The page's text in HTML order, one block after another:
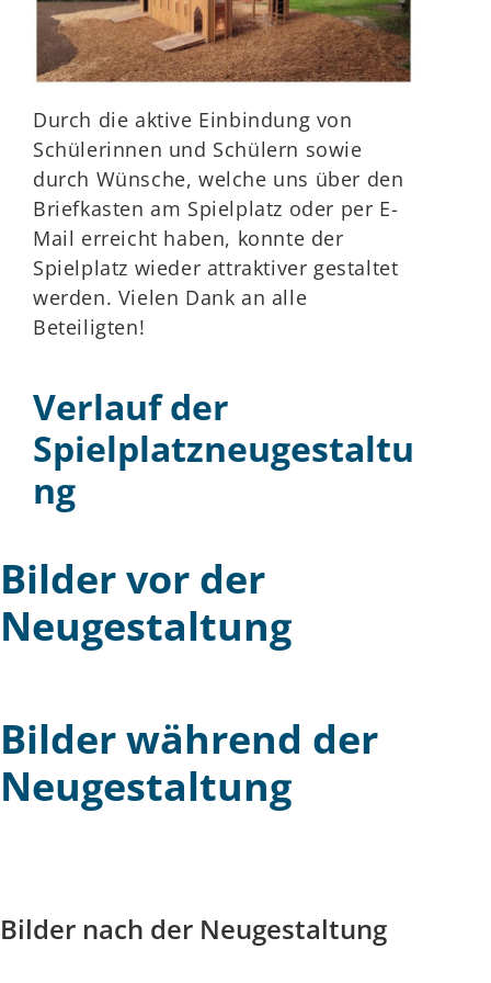
Durch die aktive Einbindung von
Schülerinnen und Schülern sowie
durch Wünsche, welche uns über den
Briefkasten am Spielplatz oder per E-
Mail erreicht haben, konnte der
Spielplatz wieder attraktiver gestaltet
werden. Vielen Dank an alle
Beteiligten!
Verlauf der
Spielplatzneugestaltu
ng
Bilder vor der
Neugestaltung
Bilder während der
Neugestaltung
Bilder nach der Neugestaltung